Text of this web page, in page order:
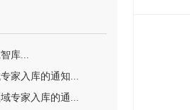
库...
家入库的通知...
专家入库的通...